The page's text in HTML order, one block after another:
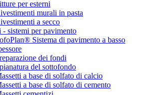
per esterni
murali in pasta
a secco
- sistemi per pavimento
Sistema di pavimento a basso
dei fondi
del sottofondo
a base di solfato di calcio
a base di solfato di cemento